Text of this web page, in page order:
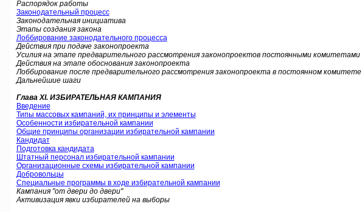
Распорядок работы
Законодательный процесс
Законодательная инициатива
Этапы создания закона
Лоббирование законодательного процесса
Действия при подаче законопроекта
Усилия на этапе предварительного рассмотрения законопроектов постоянными комитетами
Действия на этапе обоснования законопроекта
Лоббирование после предварительного рассмотрения законопроекта в постоянном комитете
Дальнейшие шаги
Глава XI. ИЗБИРАТЕЛЬНАЯ КАМПАНИЯ
Введение
Типы массовых кампаний, их принципы и элементы
Особенности избирательной кампании
Общие принципы организации избирательной кампании
Кандидат
Подготовка кандидата
Штатный персонал избирательной кампании
Организационные схемы избирательной кампании
Добровольцы
Специальные программы в ходе избирательной кампании
Кампания "от двери до двери"
Активизация явки избирателей на выборы